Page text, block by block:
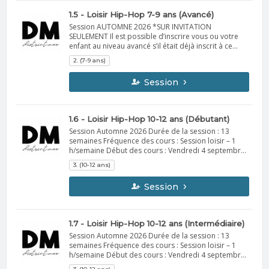
supplémentaires à venir en octobre. DM
1.5 - Loisir Hip-Hop 7-9 ans (Avancé)
Session AUTOMNE 2026 *SUR INVITATION
SEULEMENT Il est possible d’inscrire vous ou votre
enfant au niveau avancé s’il était déjà inscrit à ce
cours lors de la dernière session ou s’il a été
sélectionné à la suite des auditions. Durée de la
session : 13 semaines Fréquence des cours : Session
loisir – 1 h15/semaine Début des cours : Vendredi 5
septembre Vous recevrez, la semaine précédant le
informations importantes. À apporter : Vêtements
confortables de sport idéalement Espadrilles
d'intérieur Bouteille d'eau Spectacle fin de session :
Dates : du 4 au 6 septembre 2026 Informations
supplémentaires à venir en Octobre. DM
2. (7-9 ans)
Session
1.6 - Loisir Hip-Hop 10-12 ans (Débutant)
Session Automne 2026 Durée de la session : 13
semaines Fréquence des cours : Session loisir – 1
h/semaine Début des cours : Vendredi 4 septembre
Vous recevrez, la semaine précédant le début de la
session, un courriel contenant toutes les
informations importantes. À apporter : Vêtements
confortables de sport idéalement Espadrilles
d'intérieur Bouteille d'eau Spectacle de fin de
supplémentaires à venir en octobre. DM
3. (10-12 ans)
Session
1.7 - Loisir Hip-Hop 10-12 ans (Intermédiaire)
Session Automne 2026 Durée de la session : 13
semaines Fréquence des cours : Session loisir – 1
h/semaine Début des cours : Vendredi 4 septembre
Vous recevrez, la semaine précédant le début de la